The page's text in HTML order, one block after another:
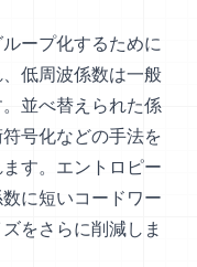
ープ化するために
低周波係数は一般
並べ替えられた係
号化などの手法を
す。エントロピー
に短いコードワー
をさらに削減しま